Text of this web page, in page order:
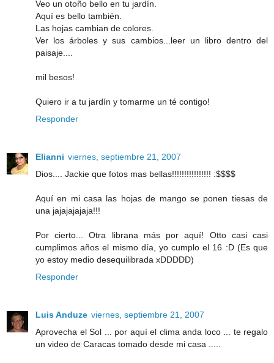
Veo un otoño bello en tu jardín.
Aquí es bello también.
Las hojas cambian de colores.
Ver los árboles y sus cambios...leer un libro dentro del
paisaje....
mil besos!
Quiero ir a tu jardín y tomarme un té contigo!
Responder
Elianni viernes, septiembre 21, 2007
Dios.... Jackie que fotos mas bellas!!!!!!!!!!!!!!!! :$$$$
Aquí en mi casa las hojas de mango se ponen tiesas de
una jajajajajaja!!!
Por cierto... Otra librana más por aquí! Otto casi casi
cumplimos años el mismo día, yo cumplo el 16 :D (Es que
yo estoy medio desequilibrada xDDDDD)
Responder
Luis Anduze viernes, septiembre 21, 2007
Aprovecha el Sol ... por aquí el clima anda loco ... te regalo
un video de Caracas tomado desde mi casa .....